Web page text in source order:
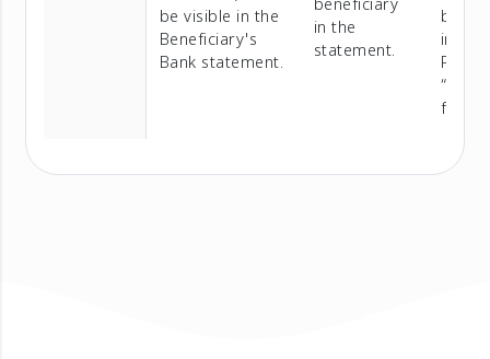
be visible in the
Beneficiary's
Bank statement.
beneficiary
in the
statement.
bank)
“
for